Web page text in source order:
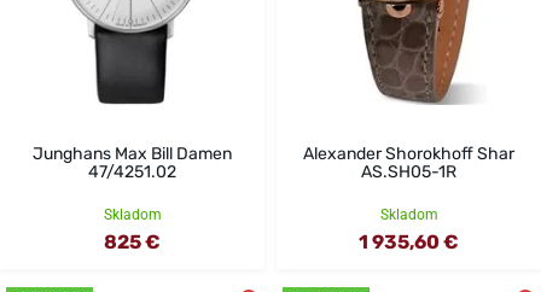
Junghans Max Bill Damen
47/4251.02
Skladom
825 €
Alexander Shorokhoff Shar
AS.SH05-1R
Skladom
1 935,60 €